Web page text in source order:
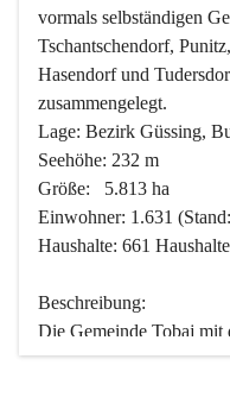
vormals selbständigen
Tschantschendorf,
Hasendorf und
zusammengelegt.
Lage: Bezirk Güssing,
Seehöhe: 232 m
Größe:   5.813 ha
Einwohner: 1.631
Haushalte: 661
Beschreibung:
Die Gemeinde Tobaj mit
Deutsch